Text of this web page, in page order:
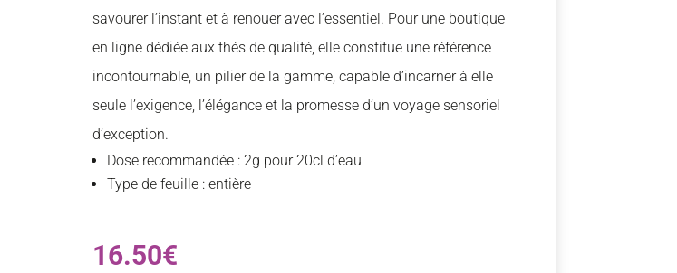
savourer l’instant et à renouer avec l’essentiel. Pour une boutique
en ligne dédiée aux thés de qualité, elle constitue une référence
incontournable, un pilier de la gamme, capable d’incarner à elle
seule l’exigence, l’élégance et la promesse d’un voyage sensoriel
d’exception.
Dose recommandée : 2g pour 20cl d’eau
Type de feuille : entière
16.50€